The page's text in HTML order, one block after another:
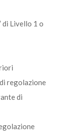
di Livello 1 o
regolazione
di